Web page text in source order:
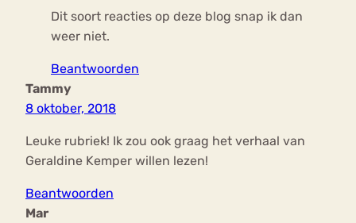
Dit soort reacties op deze blog snap ik dan
weer niet.
Beantwoorden
Tammy
8 oktober, 2018
Leuke rubriek! Ik zou ook graag het verhaal van
Geraldine Kemper willen lezen!
Beantwoorden
Mar